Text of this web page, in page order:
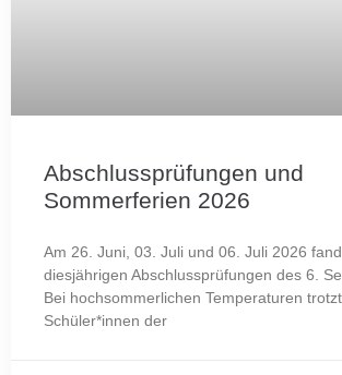
Abschlussprüfungen und
Sommerferien 2026
Am 26. Juni, 03. Juli und 06. Juli 2026
diesjährigen Abschlussprüfungen des 6.
Bei hochsommerlichen Temperaturen
Schüler*innen der